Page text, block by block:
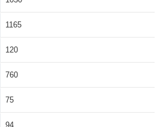
1165
120
760
75
94